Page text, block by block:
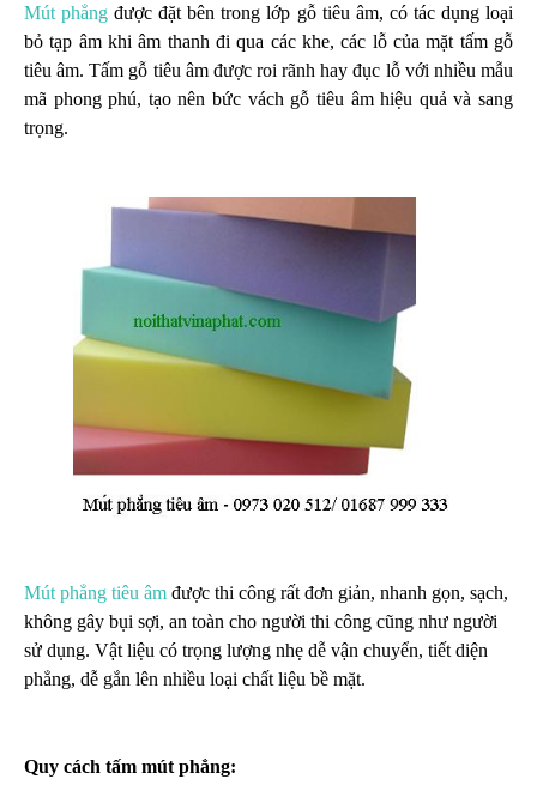
Mút phẳng được đặt bên trong lớp gỗ tiêu âm, có tác dụng loại
bỏ tạp âm khi âm thanh đi qua các khe, các lỗ của mặt tấm gỗ
tiêu âm. Tấm gỗ tiêu âm được roi rãnh hay đục lỗ với nhiều mẫu
mã phong phú, tạo nên bức vách gỗ tiêu âm hiệu quả và sang
trọng.
Mút phẳng tiêu âm được thi công rất đơn giản, nhanh gọn, sạch,
không gây bụi sợi, an toàn cho người thi công cũng như người
sử dụng. Vật liệu có trọng lượng nhẹ dễ vận chuyển, tiết diện
phẳng, dễ gắn lên nhiều loại chất liệu bề mặt.
Quy cách tấm mút phẳng: